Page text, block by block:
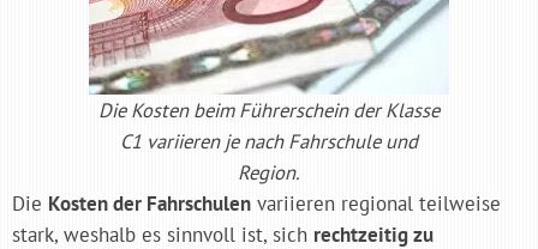
Die Kosten beim Führerschein der Klasse
C1 variieren je nach Fahrschule und
Region.
Die Kosten der Fahrschulen variieren regional teilweise
stark, weshalb es sinnvoll ist, sich rechtzeitig zu